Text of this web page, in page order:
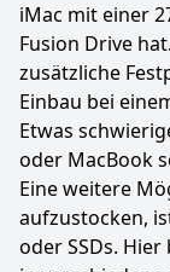
iMac mit einer
Fusion Drive
zusätzliche
Einbau bei
Etwas
oder MacBook
Eine weitere
aufzustocken,
oder SSDs.